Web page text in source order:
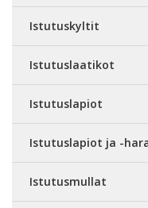
Istutuskyltit
Istutuslaatikot
Istutuslapiot
Istutuslapiot ja -
Istutusmullat